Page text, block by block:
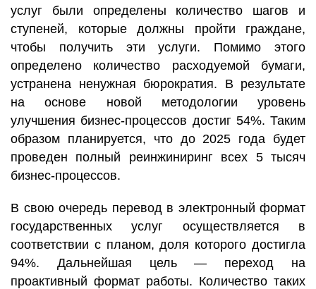
услуг были определены количество шагов и
ступеней, которые должны пройти граждане,
чтобы получить эти услуги. Помимо этого
определено количество расходуемой бумаги,
устранена ненужная бюрократия. В результате
на основе новой методологии уровень
улучшения бизнес-процессов достиг 54%. Таким
образом планируется, что до 2025 года будет
проведен полный реинжиниринг всех 5 тысяч
бизнес-процессов.
В свою очередь перевод в электронный формат
государственных услуг осуществляется в
соответствии с планом, доля которого достигла
94%. Дальнейшая цель — переход на
проактивный формат работы. Количество таких